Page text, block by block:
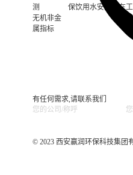
测
无机非金
属指标
保饮用水安全，在
有任何需求,请联系我们
© 2023 西安赢润环保科技集团